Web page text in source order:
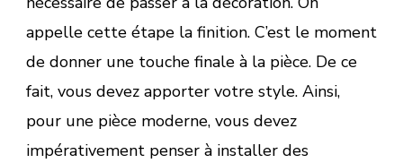
appelle cette étape la finition. C’est le moment
de donner une touche finale à la pièce. De ce
fait, vous devez apporter votre style. Ainsi,
pour une pièce moderne, vous devez
impérativement penser à installer des